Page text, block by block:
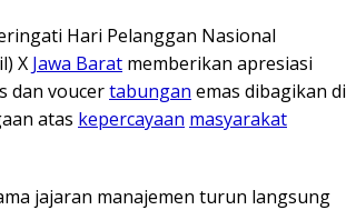
Hari Pelanggan Nasional
X Jawa Barat memberikan apresiasi
dan voucertabungan emas dibagikan di
atas kepercayaan masyarakat
jajaran manajemen turun langsung